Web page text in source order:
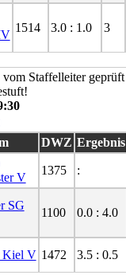
1514 3.0 : 1.0 3
DWZ Ergebnis
V
1375 :
SG
1100 0.0 : 4.0
Kiel V 1472 3.5 : 0.5